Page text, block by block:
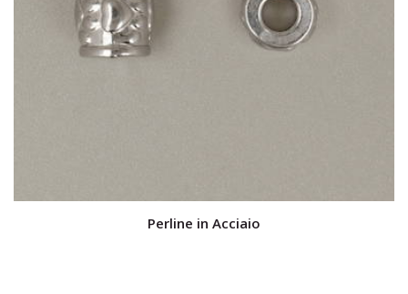
Perline in Acciaio